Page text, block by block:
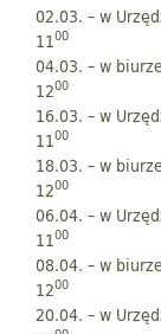
02.03. – w
1100
04.03. – w
1200
16.03. – w
1100
18.03. – w
1200
06.04. – w
1100
08.04. – w
1200
20.04. – w